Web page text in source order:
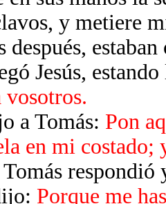
y metiere
después,
Jesús,
vosotros.
a Tomás: Pon
en mi
Tomás
Porque me